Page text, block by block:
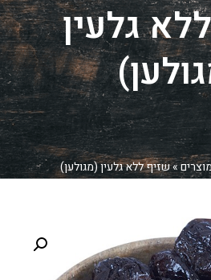
גלעין
»שזיף ללא גלעין (מגולען)